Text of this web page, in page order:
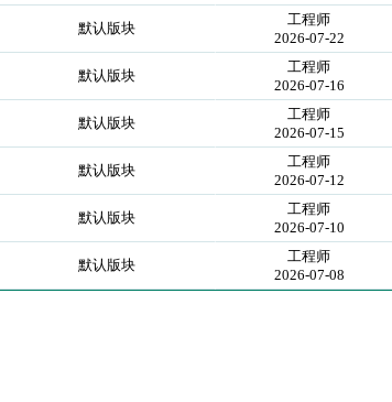
默认版块
工程师
2026-07-22
默认版块
工程师
2026-07-16
默认版块
工程师
2026-07-15
默认版块
工程师
2026-07-12
默认版块
工程师
2026-07-10
默认版块
工程师
2026-07-08